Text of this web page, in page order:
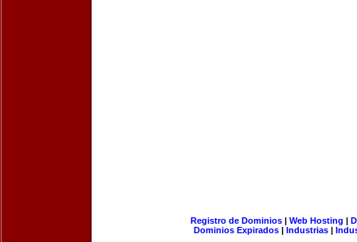
Registro de Dominios| Web Hosting |
Dominios Expirados | Industrias |